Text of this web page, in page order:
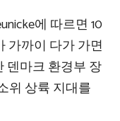
에 따르면 10
가까이 다가 가면
덴마크 환경부 장
위 상륙 지대를